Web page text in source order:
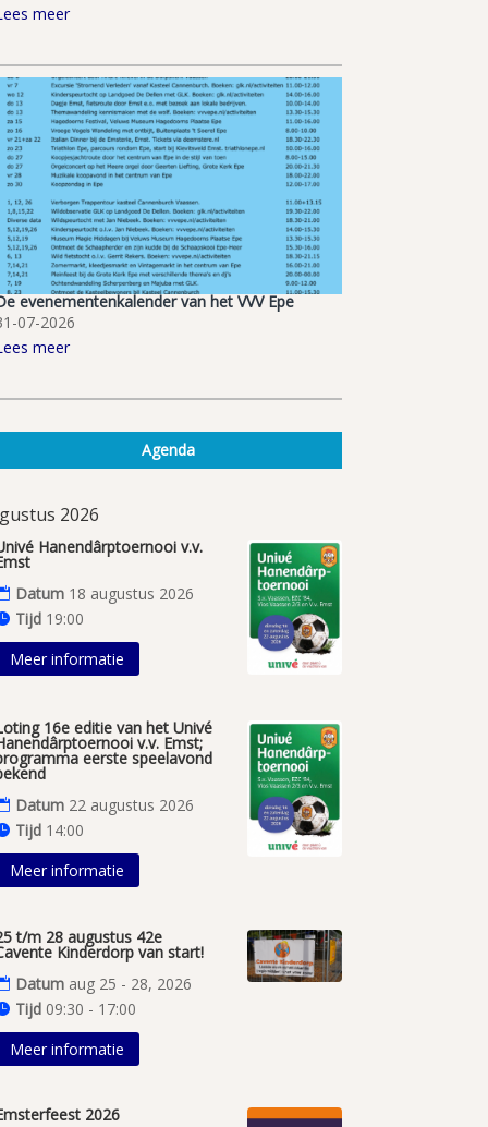
meer
evenementenkalender van het VVV Epe
07-2026
meer
Agenda
2026
Hanendârptoernooi v.v.
Datum 18 augustus 2026
Tijd 19:00
Meer informatie
16e editie van het Univé
v.v. Emst;
eerste speelavond
Datum 22 augustus 2026
Tijd 14:00
Meer informatie
t/m 28 augustus 42e
Kinderdorp van start!
Datum aug 25 - 28, 2026
Tijd 09:30 - 17:00
Meer informatie
2026